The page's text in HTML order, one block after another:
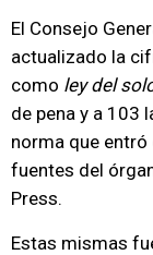
El Consejo
actualizado la
como ley del
de pena y a 103
norma que entró
fuentes del
Press.
Estas mismas